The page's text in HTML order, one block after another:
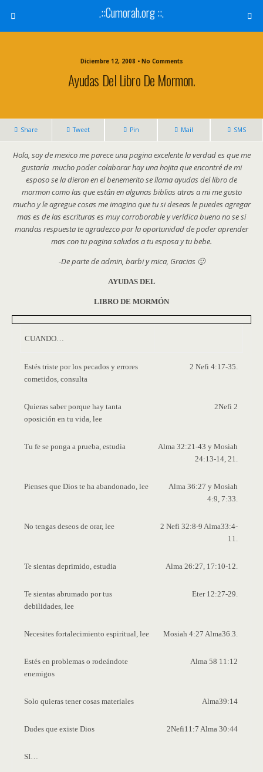
.::Cumorah.org ::.
Diciembre 12, 2008 • No Comments
Ayudas Del Libro De Mormon.
Share Tweet Pin Mail SMS
Hola, soy de mexico me parece una pagina excelente la verdad es que me
gustaría mucho poder colaborar hay una hojita que encontré de mi
esposo se la dieron en el benemerito se llama ayudas del libro de
mormoncomo las que están en algunas biblias atras a mi me gusto
mucho y le agregue cosas me imagino que tu si deseas le puedes agregar
mas es de las escrituras es muy corroborable y verídica bueno no se si
mandas respuesta te agradezco por la oportunidad de poder aprender
mas con tu pagina saludos a tu esposa y tu bebe.
-De parte de admin, barbi y mica, Gracias 🙂
AYUDAS DEL
LIBRO DE MORMÓN
CUANDO…
Estés triste por los pecados y errores
cometidos, consulta
2 Nefi 4:17-35.
Quieras saber porque hay tanta
oposición en tu vida, lee
2Nefi 2
Tu fe se ponga a prueba, estudia
Alma 32:21-43 y Mosiah
24:13-14, 21.
Pienses que Dios te ha abandonado, lee
Alma 36:27 y Mosiah
4:9, 7:33.
No tengas deseos de orar, lee
2 Nefi 32:8-9 Alma33:4-
11.
Te sientas deprimido, estudia Alma 26:27, 17:10-12.
Te sientas abrumado por tus
debilidades, lee
Eter 12:27-29.
Necesites fortalecimiento espiritual, lee Mosiah 4:27 Alma36.3.
Estés en problemas o rodeándote
enemigos
Alma 58 11:12
Solo quieras tener cosas materiales Alma39:14
Dudes que existe Dios 2Nefi11:7 Alma 30:44
SI…